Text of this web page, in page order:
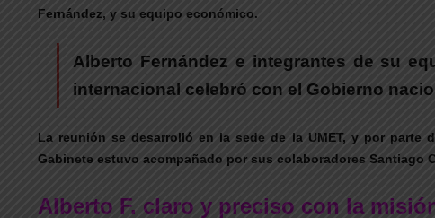
Fernández, y su equipo económico.
Alberto Fernández e integrantes de su
internacional celebró con el Gobierno
La reunión se desarrolló en la sede de la UMET, y por parte
Gabinete estuvo acompañado por sus colaboradores Santiago
Alberto F. claro y preciso con la